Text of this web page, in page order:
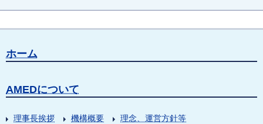
ホーム
AMEDについて
理事長挨拶 機構概要
理念、運営方針等